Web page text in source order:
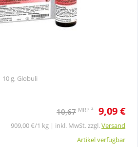
10 g, Globuli
10,67 MRP 2 9,09 €
909,00 €/1 kg | inkl. MwSt. zzgl.Versand
Artikel verfügbar